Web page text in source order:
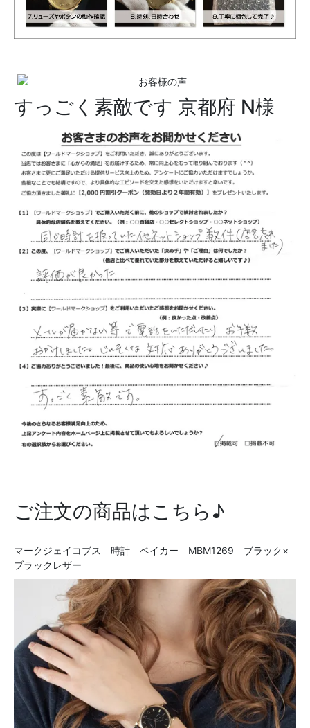
すっごく素敵です 京都府 N様
ご注文の商品はこちら♪
マークジェイコブス 時計 ベイカー MBM1269 ブラック×
ブラックレザー